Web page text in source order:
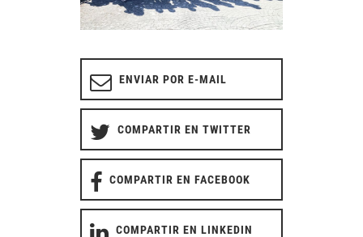
ENVIAR POR E-MAIL
COMPARTIR EN TWITTER
COMPARTIR EN FACEBOOK
COMPARTIR EN LINKEDIN